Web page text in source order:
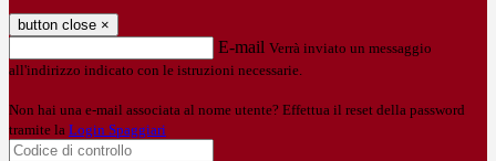
button close ×
E-mail Verrà inviato un messaggio
all'indirizzo indicato con le istruzioni necessarie.
Non hai una e-mail associata al nome utente? Effettua il reset della password
tramite la Login Spaggiari